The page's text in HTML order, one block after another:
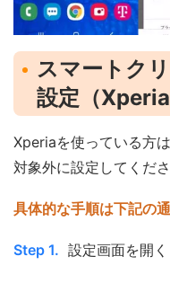
スマートク
設定（Xperia
Xperiaを使っている方
対象外に設定してくださ
具体的な手順は下記の通
Step 1. 設定画面を開く